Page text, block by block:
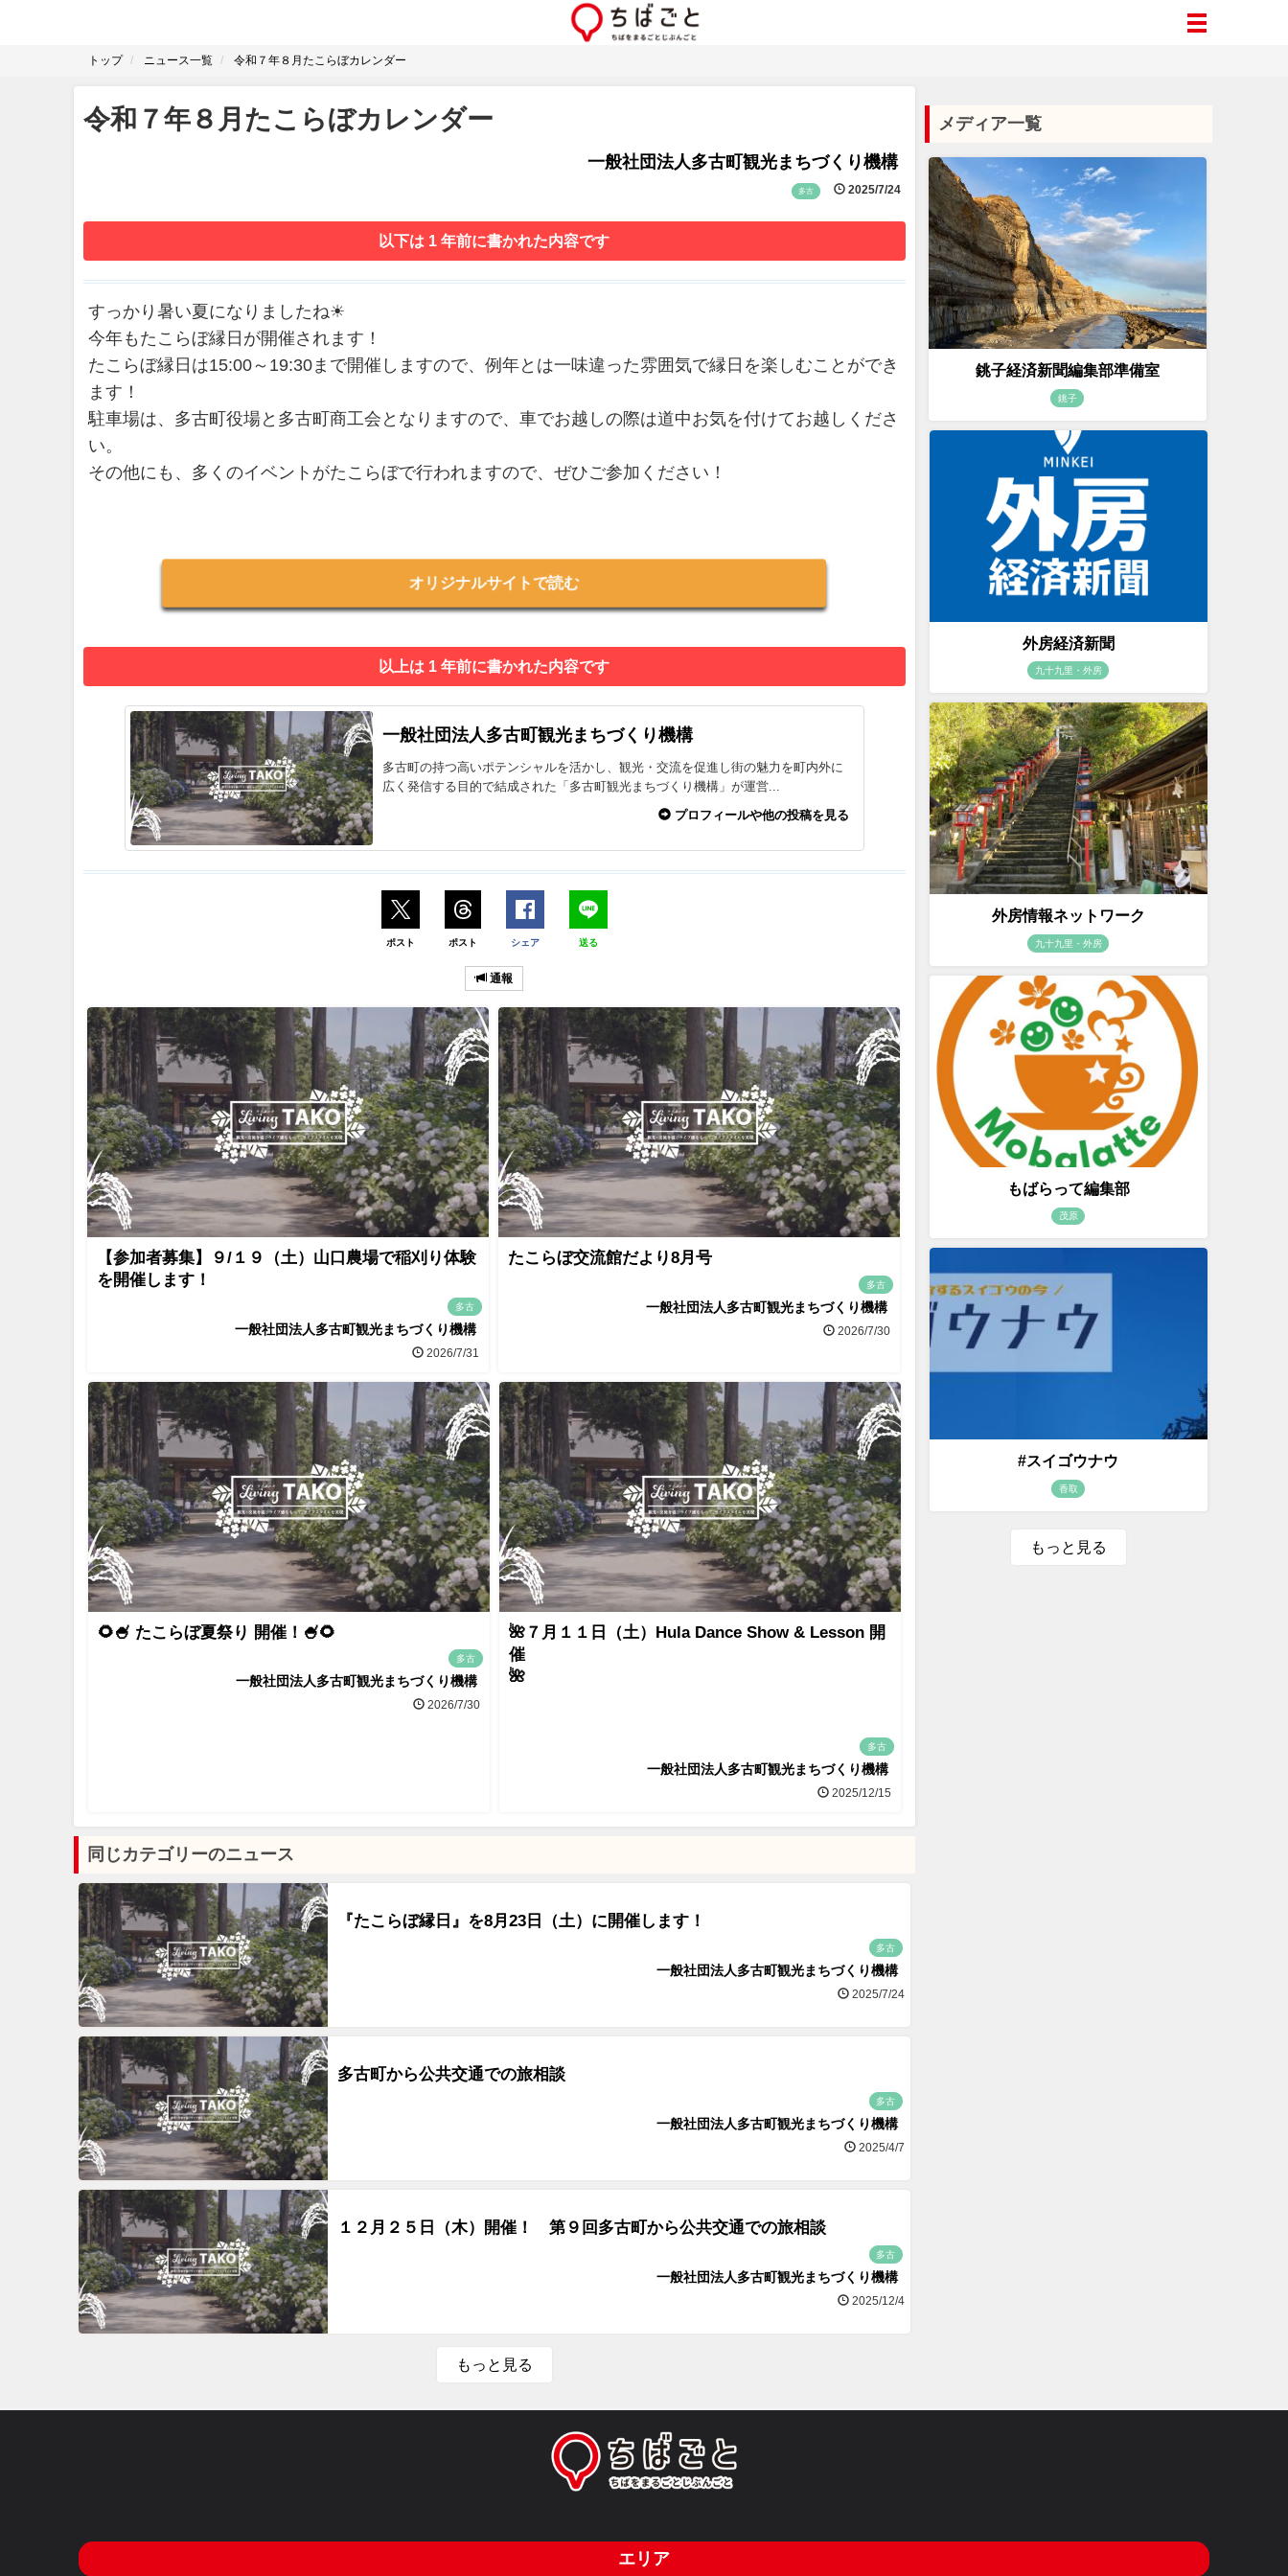
トップ ニュース一覧 令和７年８月たこらぼカレンダー
令和７年８月たこらぼカレンダー
一般社団法人多古町観光まちづくり機構
多古 2025/7/24
以下は 1 年前に書かれた内容です
すっかり暑い夏になりましたね☀
今年もたこらぼ縁日が開催されます！
たこらぼ縁日は15:00～19:30まで開催しますので、例年とは一味違った雰囲気で縁日を楽しむことができ
ます！
駐車場は、多古町役場と多古町商工会となりますので、車でお越しの際は道中お気を付けてお越しくださ
い。
その他にも、多くのイベントがたこらぼで行われますので、ぜひご参加ください！
オリジナルサイトで読む
以上は 1 年前に書かれた内容です
一般社団法人多古町観光まちづくり機構
多古町の持つ高いポテンシャルを活かし、観光・交流を促進し街の魅力を町内外に
広く発信する目的で結成された「多古町観光まちづくり機構」が運営...
プロフィールや他の投稿を見る
ポスト ポスト シェア 送る
通報
【参加者募集】９/１９（土）山口農場で稲刈り体験
を開催します！
多古
一般社団法人多古町観光まちづくり機構
2026/7/31
たこらぼ交流館だより8月号
多古
一般社団法人多古町観光まちづくり機構
2026/7/30
🌻🍧 たこらぼ夏祭り 開催！🍧🌻
多古
一般社団法人多古町観光まちづくり機構
2026/7/30
🌺７月１１日（土）Hula Dance Show & Lesson 開
催
🌺
多古
一般社団法人多古町観光まちづくり機構
2025/12/15
同じカテゴリーのニュース
『たこらぼ縁日』を8月23日（土）に開催します！
多古
一般社団法人多古町観光まちづくり機構
2025/7/24
多古町から公共交通での旅相談
多古
一般社団法人多古町観光まちづくり機構
2025/4/7
１２月２５日（木）開催！ 第９回多古町から公共交通での旅相談
多古
一般社団法人多古町観光まちづくり機構
2025/12/4
もっと見る
メディア一覧
銚子経済新聞編集部準備室
銚子
外房経済新聞
九十九里・外房
外房情報ネットワーク
九十九里・外房
もばらって編集部
茂原
#スイゴウナウ
香取
もっと見る
エリア